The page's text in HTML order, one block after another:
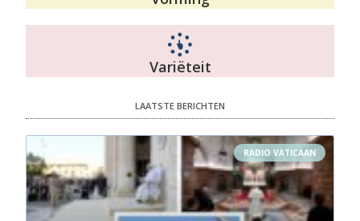
Variëteit
LAATSTE BERICHTEN
RADIO VATICAAN